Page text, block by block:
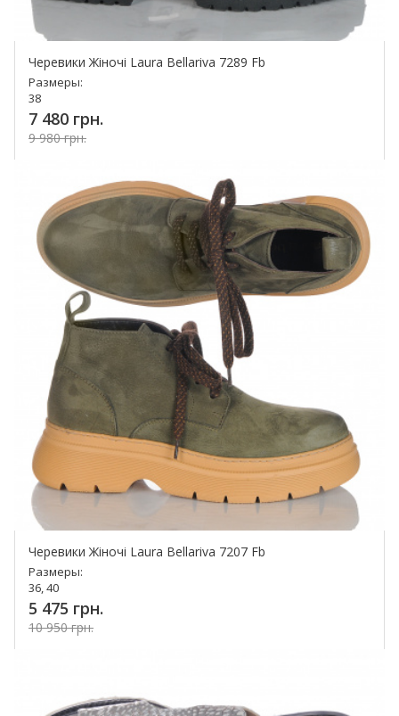
Черевики Жіночі Laura Bellariva 7289 Fb
Размеры:
38
7 480 грн.
9 980 грн.
Черевики Жіночі Laura Bellariva 7207 Fb
Размеры:
36, 40
5 475 грн.
10 950 грн.